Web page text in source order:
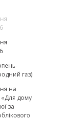
газ)
на
«Для дому
за